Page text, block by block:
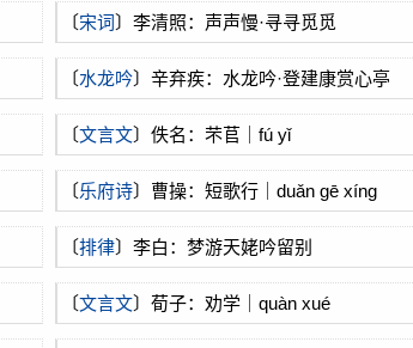
〔宋词〕李清照：声声慢·寻寻觅觅
〔水龙吟〕辛弃疾：水龙吟·登建康赏心亭
〔文言文〕佚名：芣苢｜fú yǐ
〔乐府诗〕曹操：短歌行｜duǎn gē xíng
〔排律〕李白：梦游天姥吟留别
〔文言文〕荀子：劝学｜quàn xué